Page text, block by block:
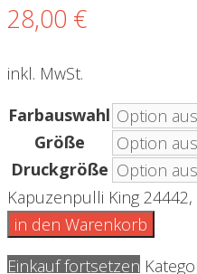
28,00 €
inkl. MwSt.
Farbauswahl
Größe
Druckgröße
Kapuzenpulli King
in den Warenkorb
Einkauf fortsetzen